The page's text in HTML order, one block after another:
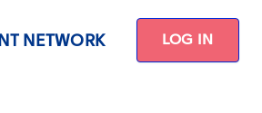
NETWORK LOG IN